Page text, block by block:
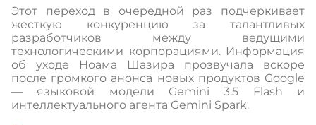
Этот переход в очередной раз подчеркивает
жесткую конкуренцию за талантливых
разработчиков между ведущими
технологическими корпорациями. Информация
об уходе Ноама Шазира прозвучала вскоре
после громкого анонса новых продуктов Google
— языковой модели Gemini 3.5 Flash и
интеллектуального агента Gemini Spark.